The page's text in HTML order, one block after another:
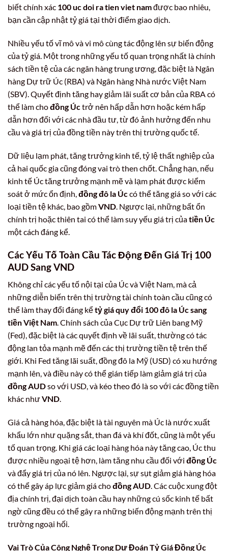
biết chính xác 100 uc doi ra tien viet namđược bao nhiêu,
bạn cần cập nhật tỷ giá tại thời điểm giao dịch.
Nhiều yếu tố vĩ mô và vi mô cùng tác động lên sự biến động
của tỷ giá. Một trong những yếu tố quan trọng nhất là chính
sách tiền tệ của các ngân hàng trung ương, đặc biệt là Ngân
hàng Dự trữ Úc (RBA) và Ngân hàng Nhà nước Việt Nam
(SBV). Quyết định tăng hay giảm lãi suất cơ bản của RBA có
thể làm chođồng Úctrở nên hấp dẫn hơn hoặc kém hấp
dẫn hơn đối với các nhà đầu tư, từ đó ảnh hưởng đến nhu
cầu và giá trị của đồng tiền này trên thị trường quốc tế.
Dữ liệu lạm phát, tăng trưởng kinh tế, tỷ lệ thất nghiệp của
cả hai quốc gia cũng đóng vai trò then chốt. Chẳng hạn, nếu
kinh tế Úc tăng trưởng mạnh mẽ và lạm phát được kiểm
soát ở mức ổn định,đồng đô la Úccó thể tăng giá so với các
loại tiền tệ khác, bao gồmVND. Ngược lại, những bất ổn
chính trị hoặc thiên tai có thể làm suy yếu giá trị củatiền Úc
một cách đáng kể.
Các Yếu Tố Toàn Cầu Tác Động Đến Giá Trị 100
AUD Sang VND
Không chỉ các yếu tố nội tại của Úc và Việt Nam, mà cả
những diễn biến trên thị trường tài chính toàn cầu cũng có
thể làm thay đổi đáng kểtỷ giá quy đổi 100 đô la Úc sang
tiền Việt Nam. Chính sách của Cục Dự trữ Liên bang Mỹ
(Fed), đặc biệt là các quyết định về lãi suất, thường có tác
động lan tỏa mạnh mẽ đến các thị trường tiền tệ trên thế
giới. Khi Fed tăng lãi suất, đồng đô la Mỹ (USD) có xu hướng
mạnh lên, và điều này có thể gián tiếp làm giảm giá trị của
đồng AUDso với USD, và kéo theo đó là so với các đồng tiền
khác nhưVND.
Giá cả hàng hóa, đặc biệt là tài nguyên mà Úc là nước xuất
khẩu lớn như quặng sắt, than đá và khí đốt, cũng là một yếu
tố quan trọng. Khi giá các loại hàng hóa này tăng cao, Úc thu
được nhiều ngoại tệ hơn, làm tăng nhu cầu đối với đồng Úc
và đẩy giá trị của nó lên. Ngược lại, sự sụt giảm giá hàng hóa
có thể gây áp lực giảm giá chođồng AUD. Các cuộc xung đột
địa chính trị, đại dịch toàn cầu hay những cú sốc kinh tế bất
ngờ cũng đều có thể gây ra những biến động mạnh trên thị
trường ngoại hối.
Vai Trò Của Công Nghệ Trong Dự Đoán Tỷ GiáĐồng Úc